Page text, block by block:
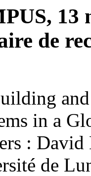
13
de
in a
:
de